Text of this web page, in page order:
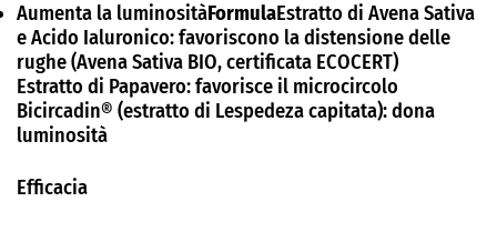
Aumenta la luminositàFormulaEstratto di Avena Sativa
e Acido Ialuronico: favoriscono la distensione delle
rughe (Avena Sativa BIO, certificata ECOCERT)
Estratto di Papavero: favorisce il microcircolo
Bicircadin® (estratto di Lespedeza capitata): dona
luminosità
Efficacia